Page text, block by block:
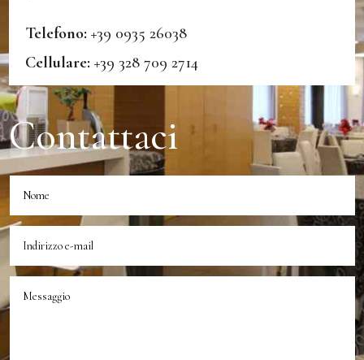
Telefono: +39 0935 26038
Cellulare: +39 328 709 2714
Contattaci